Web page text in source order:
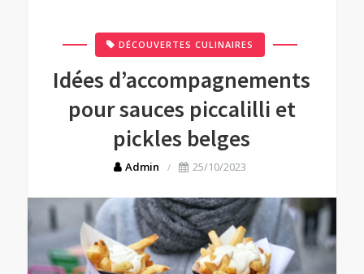
DÉCOUVERTES CULINAIRES
Idées d’accompagnements
pour sauces piccalilli et
pickles belges
Admin 25/10/2023